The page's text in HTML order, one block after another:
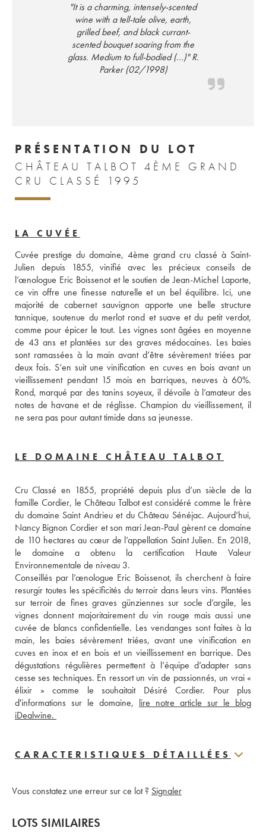
"It is a charming, intensely-scented
wine with a tell-tale olive, earth,
grilled beef, and black currant-
scented bouquet soaring from the
glass. Medium to full-bodied (...)" R.
Parker (02/1998)
PRÉSENTATION DU LOT
CHÂTEAU TALBOT 4ÈME GRAND
CRU CLASSÉ 1995
LA CUVÉE
Cuvée prestige du domaine, 4ème grand cru classé à Saint-
Julien depuis 1855, vinifié avec les précieux conseils de
l’œnologue Eric Boissenot et le soutien de Jean-Michel Laporte,
ce vin offre une finesse naturelle et un bel équilibre. Ici, une
majorité de cabernet sauvignon apporte une belle structure
tannique, soutenue du merlot rond et suave et du petit verdot,
comme pour épicer le tout. Les vignes sont âgées en moyenne
de 43 ans et plantées sur des graves médocaines. Les baies
sont ramassées à la main avant d’être sévèrement triées par
deux fois. S’en suit une vinification en cuves en bois avant un
vieillissement pendant 15 mois en barriques, neuves à 60%.
Rond, marqué par des tanins soyeux, il dévoile à l’amateur des
notes de havane et de réglisse. Champion du vieillissement, il
ne sera pas pour autant timide dans sa jeunesse.
LE DOMAINE CHÂTEAU TALBOT
Cru Classé en 1855, propriété depuis plus d’un siècle de la
famille Cordier, le Château Talbot est considéré comme le frère
du domaine Saint Andrieu et du Château Sénéjac. Aujourd’hui,
Nancy Bignon Cordier et son mari Jean-Paul gèrent ce domaine
de 110 hectares au cœur de l’appellation Saint Julien. En 2018,
le domaine a obtenu la certification Haute Valeur
Environnementale de niveau 3.
Conseillés par l’œnologue Eric Boissenot, ils cherchent à faire
resurgir toutes les spécificités du terroir dans leurs vins. Plantées
sur terroir de fines graves günziennes sur socle d’argile, les
vignes donnent majoritairement du vin rouge mais aussi une
cuvée de blancs confidentielle. Les vendanges sont faites à la
main, les baies sévèrement triées, avant une vinification en
cuves en inox et en bois et un vieillissement en barrique. Des
dégustations régulières permettent à l’équipe d’adapter sans
cesse ses techniques. En ressort un vin de passionnés, un vrai «
élixir » comme le souhaitait Désiré Cordier. Pour plus
d'informations sur le domaine, lire notre article sur le blog
CARACTERISTIQUES DÉTAILLÉES
Vous constatez une erreur sur ce lot ? Signaler
LOTS SIMILAIRES